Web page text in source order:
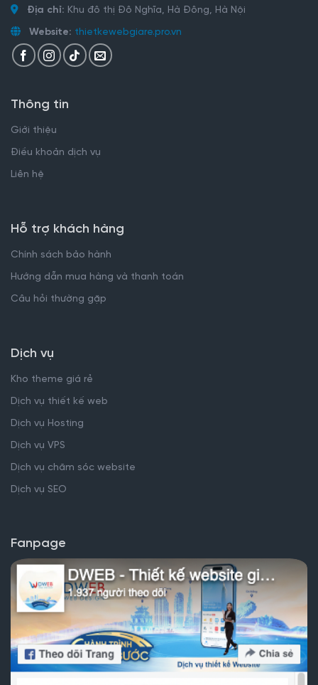
Địa chỉ: Khu đô thị Đô Nghĩa, Hà Đông, Hà Nội
Website: thietkewebgiare.pro.vn
Thông tin
Giới thiệu
Điều khoản dịch vụ
Liên hệ
Hỗ trợ khách hàng
Chính sách bảo hành
Hướng dẫn mua hàng và thanh toán
Câu hỏi thường gặp
Dịch vụ
Kho theme giá rẻ
Dịch vụ thiết kế web
Dịch vụ Hosting
Dịch vụ VPS
Dịch vụ chăm sóc website
Dịch vụ SEO
Fanpage